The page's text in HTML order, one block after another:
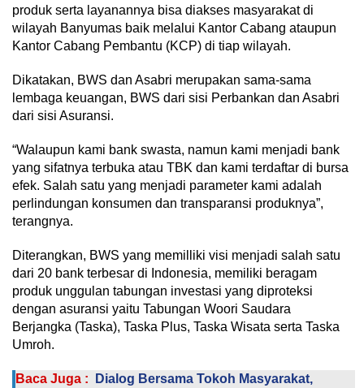
produk serta layanannya bisa diakses masyarakat di
wilayah Banyumas baik melalui Kantor Cabang ataupun
Kantor Cabang Pembantu (KCP) di tiap wilayah.
Dikatakan, BWS dan Asabri merupakan sama-sama
lembaga keuangan, BWS dari sisi Perbankan dan Asabri
dari sisi Asuransi.
“Walaupun kami bank swasta, namun kami menjadi bank
yang sifatnya terbuka atau TBK dan kami terdaftar di bursa
efek. Salah satu yang menjadi parameter kami adalah
perlindungan konsumen dan transparansi produknya”,
terangnya.
Diterangkan, BWS yang memilliki visi menjadi salah satu
dari 20 bank terbesar di Indonesia, memiliki beragam
produk unggulan tabungan investasi yang diproteksi
dengan asuransi yaitu Tabungan Woori Saudara
Berjangka (Taska), Taska Plus, Taska Wisata serta Taska
Umroh.
Baca Juga :
Dialog Bersama Tokoh Masyarakat,